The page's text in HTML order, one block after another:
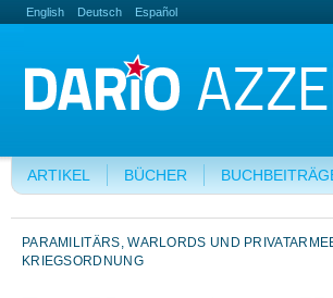
English Deutsch Español
ARTIKEL BÜCHER
PARAMILITÄRS, WARLORDS UND
KRIEGSORDNUNG